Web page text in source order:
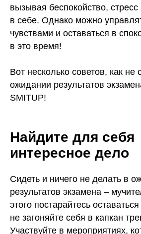
вызывая беспокойство,
в себе. Однако можно
чувствами и оставаться в
в это время!
Вот несколько советов, как не
ожидании результатов
SMITUP!
Найдите для себя
интересное дело
Сидеть и ничего не делать в
результатов экзамена –
этого постарайтесь
не загоняйте себя в капкан
Участвуйте в мероприятиях,